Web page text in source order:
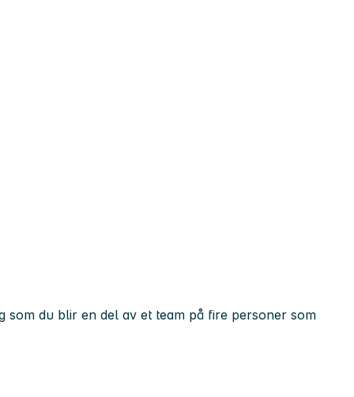
du blir en del av et team på fire personer som